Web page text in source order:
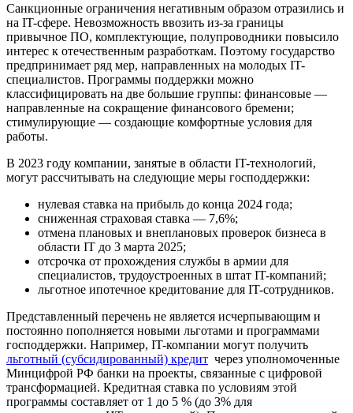
Санкционные ограничения негативным образом отразились и
на IT-сфере. Невозможность ввозить из-за границы
привычное ПО, комплектующие, полупроводники повысило
интерес к отечественным разработкам. Поэтому государство
предпринимает ряд мер, направленных на молодых IT-
специалистов. Программы поддержки можно
классифицировать на две большие группы: финансовые —
направленные на сокращение финансового бремени;
стимулирующие — создающие комфортные условия для
работы.
В 2023 году компании, занятые в области IT-технологий,
могут рассчитывать на следующие меры господдержки:
нулевая ставка на прибыль до конца 2024 года;
сниженная страховая ставка — 7,6%;
отмена плановых и внеплановых проверок бизнеса в
области IT до 3 марта 2025;
отсрочка от прохождения службы в армии для
специалистов, трудоустроенных в штат IT-компаний;
льготное ипотечное кредитование для IT-сотрудников.
Представленный перечень не является исчерпывающим и
постоянно пополняется новыми льготами и программами
господдержки. Например, IT-компании могут получить
льготный (субсидированный) кредит через уполномоченные
Минцифрой РФ банки на проекты, связанные с цифровой
трансформацией. Кредитная ставка по условиям этой
программы составляет от 1 до 5 % (до 3% для